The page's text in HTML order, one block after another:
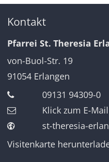
Kontakt
Pfarrei St. Theresia
von-Buol-Str. 19
91054 Erlangen
09131 94309-0
Klick zum E-
st-theresia-
Visitenkarte